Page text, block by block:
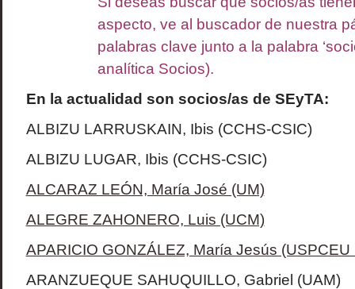
aspecto, ve al buscador de nuestra
palabras clave junto a la palabra
analítica Socios).
En la actualidad son socios/as de SEyTA:
ALBIZU LARRUSKAIN, Ibis (CCHS-CSIC)
ALBIZU LUGAR, Ibis (CCHS-CSIC)
ALCARAZ LEÓN, María José (UM)
ALEGRE ZAHONERO, Luis (UCM)
APARICIO GONZÁLEZ, María Jesús (USPCEU
ARANZUEQUE SAHUQUILLO, Gabriel (UAM)